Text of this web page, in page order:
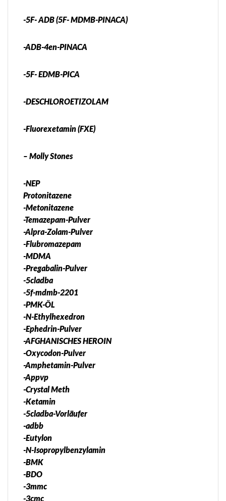
-5F- ADB (5F- MDMB-PINACA)
-ADB-4en-PINACA
-5F- EDMB-PICA
-DESCHLOROETIZOLAM
-Fluorexetamin (FXE)
– Molly Stones
-NEP
Protonitazene
-Metonitazene
-Temazepam-Pulver
-Alpra-Zolam-Pulver
-Flubromazepam
-MDMA
-Pregabalin-Pulver
-5cladba
-5f-mdmb-2201
-PMK-ÖL
-N-Ethylhexedron
-Ephedrin-Pulver
-AFGHANISCHES HEROIN
-Oxycodon-Pulver
-Amphetamin-Pulver
-Appvp
-Crystal Meth
-Ketamin
-5cladba-Vorläufer
-adbb
-Eutylon
-N-Isopropylbenzylamin
-BMK
-BDO
-3mmc
-3cmc